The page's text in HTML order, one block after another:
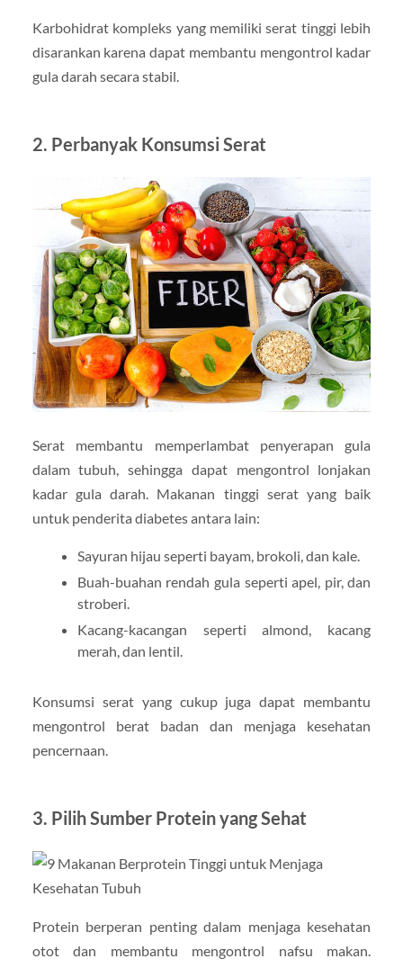
Karbohidrat kompleks yang memiliki serat tinggi lebih
disarankan karena dapat membantu mengontrol kadar
gula darah secara stabil.
2. Perbanyak Konsumsi Serat
Serat membantu memperlambat penyerapan gula
dalam tubuh, sehingga dapat mengontrol lonjakan
kadar gula darah. Makanan tinggi serat yang baik
untuk penderita diabetes antara lain:
Sayuran hijau seperti bayam, brokoli, dan kale.
Buah-buahan rendah gula seperti apel, pir, dan
stroberi.
Kacang-kacangan seperti almond, kacang
merah, dan lentil.
Konsumsi serat yang cukup juga dapat membantu
mengontrol berat badan dan menjaga kesehatan
pencernaan.
3. Pilih Sumber Protein yang Sehat
Protein berperan penting dalam menjaga kesehatan
otot dan membantu mengontrol nafsu makan.